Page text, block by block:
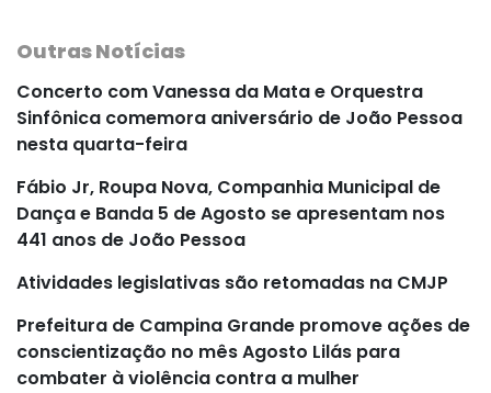
Outras Notícias
Concerto com Vanessa da Mata e Orquestra
Sinfônica comemora aniversário de João Pessoa
nesta quarta-feira
Fábio Jr, Roupa Nova, Companhia Municipal de
Dança e Banda 5 de Agosto se apresentam nos
441 anos de João Pessoa
Atividades legislativas são retomadas na CMJP
Prefeitura de Campina Grande promove ações de
conscientização no mês Agosto Lilás para
combater à violência contra a mulher